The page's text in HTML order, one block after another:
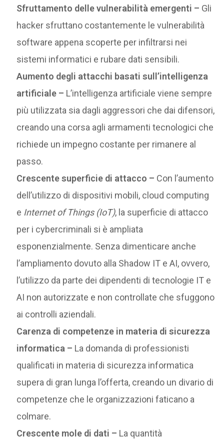
Sfruttamento delle vulnerabilità emergenti – Gli
hacker sfruttano costantemente le vulnerabilità
software appena scoperte per infiltrarsi nei
sistemi informatici e rubare dati sensibili.
Aumento degli attacchi basati sull’intelligenza
artificiale – L’intelligenza artificiale viene sempre
più utilizzata sia dagli aggressori che dai difensori,
creando una corsa agli armamenti tecnologici che
richiede un impegno costante per rimanere al
passo.
Crescente superficie di attacco – Con l’aumento
dell’utilizzo di dispositivi mobili, cloud computing
e Internet of Things (IoT), la superficie di attacco
per i cybercriminali si è ampliata
esponenzialmente. Senza dimenticare anche
l’ampliamento dovuto alla Shadow IT e AI, ovvero,
l’utilizzo da parte dei dipendenti di tecnologie IT e
AI non autorizzate e non controllate che sfuggono
ai controlli aziendali.
Carenza di competenze in materia di sicurezza
informatica – La domanda di professionisti
qualificati in materia di sicurezza informatica
supera di gran lunga l’offerta, creando un divario di
competenze che le organizzazioni faticano a
colmare.
Crescente mole di dati – La quantità